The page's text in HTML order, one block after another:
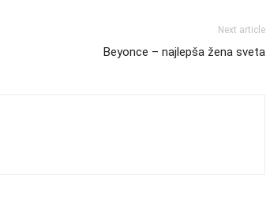
Next article
Beyonce – najlepša žena sveta